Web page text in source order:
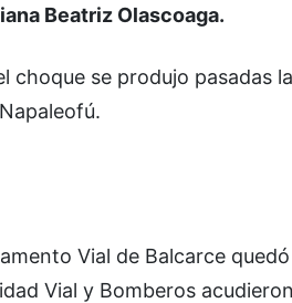
Beatriz Olascoaga.
choque se produjo pasadas
Vial de Balcarce
Vial y Bomberos